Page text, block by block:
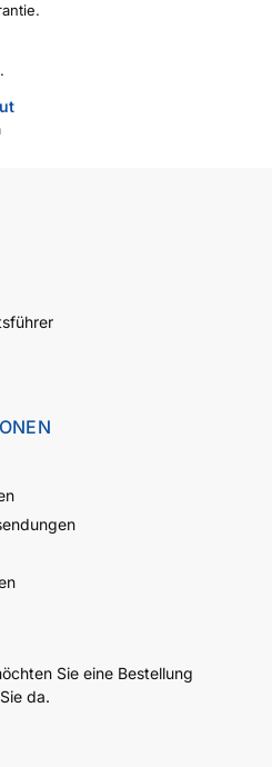
Sie eine Bestellung
da.